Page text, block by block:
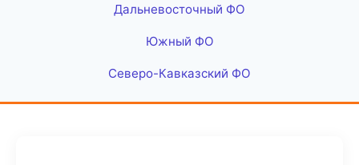
Дальневосточный ФО
Южный ФО
Северо-Кавказский ФО